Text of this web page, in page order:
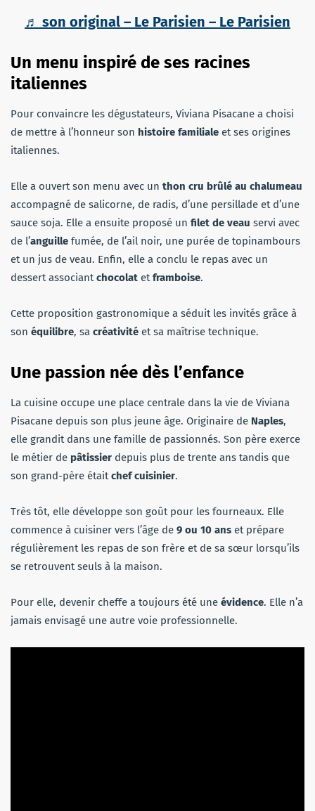
♬ son original – Le Parisien – Le Parisien
Un menu inspiré de ses racines
italiennes
Pour convaincre les dégustateurs, Viviana Pisacane a choisi
de mettre à l’honneur son histoire familiale et ses origines
italiennes.
Elle a ouvert son menu avec un thon cru brûlé au chalumeau
accompagné de salicorne, de radis, d’une persillade et d’une
sauce soja. Elle a ensuite proposé un filet de veau servi avec
de l’anguille fumée, de l’ail noir, une purée de topinambours
et un jus de veau. Enfin, elle a conclu le repas avec un
dessert associantchocolat etframboise.
Cette proposition gastronomique a séduit les invités grâce à
son équilibre, sa créativité et sa maîtrise technique.
Une passion née dès l’enfance
La cuisine occupe une place centrale dans la vie de Viviana
Pisacane depuis son plus jeune âge. Originaire de Naples,
elle grandit dans une famille de passionnés. Son père exerce
le métier de pâtissier depuis plus de trente ans tandis que
son grand-père étaitchef cuisinier.
Très tôt, elle développe son goût pour les fourneaux. Elle
commence à cuisiner vers l’âge de 9 ou 10 ans et prépare
régulièrement les repas de son frère et de sa sœur lorsqu’ils
se retrouvent seuls à la maison.
Pour elle, devenir cheffe a toujours été une évidence. Elle n’a
jamais envisagé une autre voie professionnelle.